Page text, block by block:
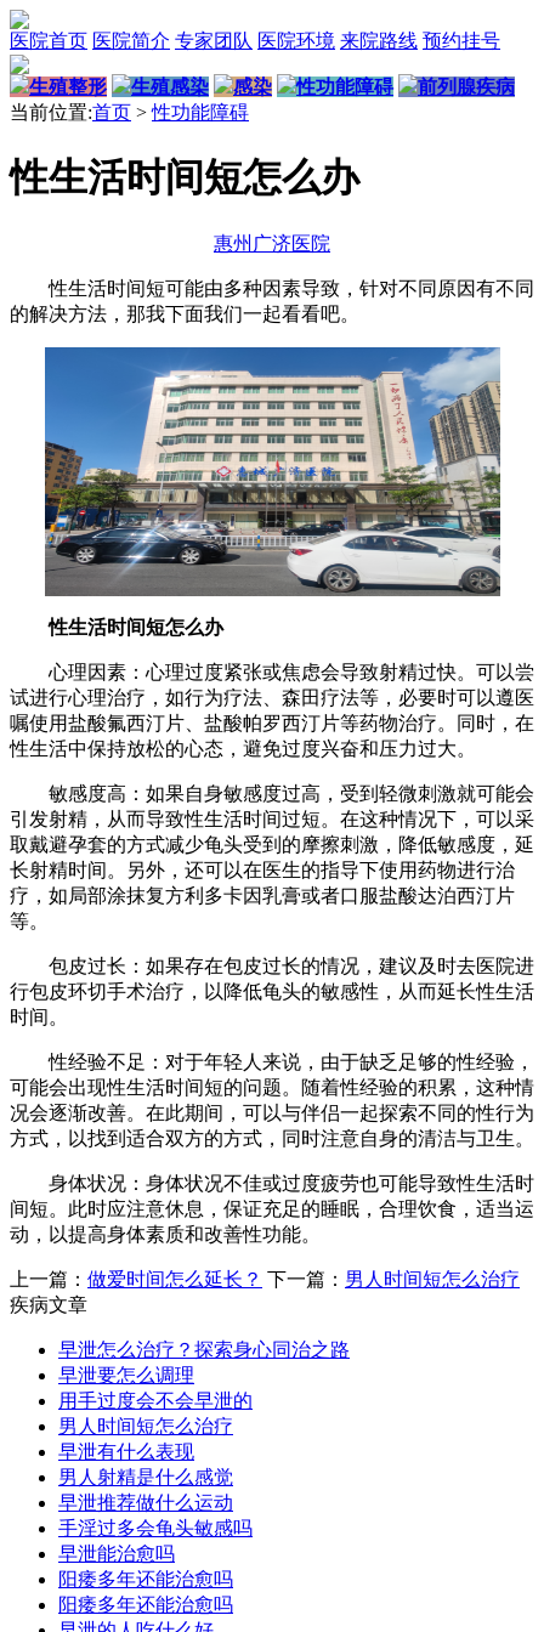
医院首页 医院简介 专家团队 医院环境 来院路线 预约挂号
生殖整形 生殖感染 感染 性功能障碍
前列腺疾病
当前位置:首页 >性功能障碍
性生活时间短怎么办
惠州广济医院
性生活时间短可能由多种因素导致，针对不同原因有不同
的解决方法，那我下面我们一起看看吧。
性生活时间短怎么办
心理因素：心理过度紧张或焦虑会导致射精过快。可以尝
试进行心理治疗，如行为疗法、森田疗法等，必要时可以遵医
嘱使用盐酸氟西汀片、盐酸帕罗西汀片等药物治疗。同时，在
性生活中保持放松的心态，避免过度兴奋和压力过大。
敏感度高：如果自身敏感度过高，受到轻微刺激就可能会
引发射精，从而导致性生活时间过短。在这种情况下，可以采
取戴避孕套的方式减少龟头受到的摩擦刺激，降低敏感度，延
长射精时间。另外，还可以在医生的指导下使用药物进行治
疗，如局部涂抹复方利多卡因乳膏或者口服盐酸达泊西汀片
等。
包皮过长：如果存在包皮过长的情况，建议及时去医院进
行包皮环切手术治疗，以降低龟头的敏感性，从而延长性生活
时间。
性经验不足：对于年轻人来说，由于缺乏足够的性经验，
可能会出现性生活时间短的问题。随着性经验的积累，这种情
况会逐渐改善。在此期间，可以与伴侣一起探索不同的性行为
方式，以找到适合双方的方式，同时注意自身的清洁与卫生。
身体状况：身体状况不佳或过度疲劳也可能导致性生活时
间短。此时应注意休息，保证充足的睡眠，合理饮食，适当运
动，以提高身体素质和改善性功能。
上一篇： 做爱时间怎么延长？ 下一篇： 男人时间短怎么治疗
疾病文章
早泄怎么治疗？探索身心同治之路
早泄要怎么调理
用手过度会不会早泄的
男人时间短怎么治疗
早泄有什么表现
男人射精是什么感觉
早泄推荐做什么运动
手淫过多会龟头敏感吗
早泄能治愈吗
阳痿多年还能治愈吗
阳痿多年还能治愈吗